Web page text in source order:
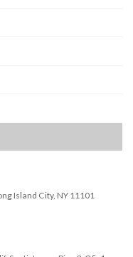
Island City, NY 11101